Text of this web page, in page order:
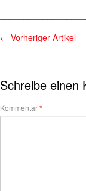
← Vorheriger Artikel
Schreibe einen
Kommentar*